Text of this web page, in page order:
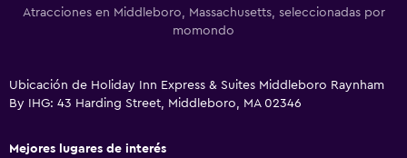
Salud y seguridad
Estacionamiento gratuito
Atracciones en Middleboro, Massachusetts, seleccionadas por
momondo
Ubicación de Holiday Inn Express & Suites Middleboro Raynham
By IHG: 43 Harding Street, Middleboro, MA 02346
Mejores lugares de interés